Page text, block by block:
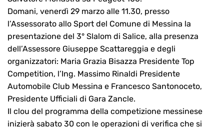
Domani, venerdì 29 marzo alle 11.30, presso
l’Assessorato allo Sport del Comune di Messina la
presentazione del 3° Slalom di Salice, alla presenza
dell’Assessore Giuseppe Scattareggia e degli
organizzatori: Maria Grazia Bisazza Presidente Top
Competition, l’Ing. Massimo Rinaldi Presidente
Automobile Club Messina e Francesco Santonoceto,
Presidente Ufficiali di Gara Zancle.
Il clou del programma della competizione messinese
inizierà sabato 30 con le operazioni di verifica che si